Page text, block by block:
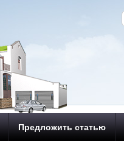
Предложить статью